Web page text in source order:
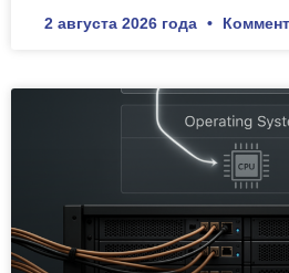
2 августа 2026 года